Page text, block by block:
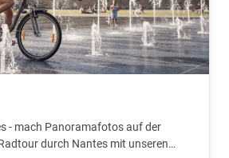
- mach Panoramafotos auf der
durch Nantes mit unseren